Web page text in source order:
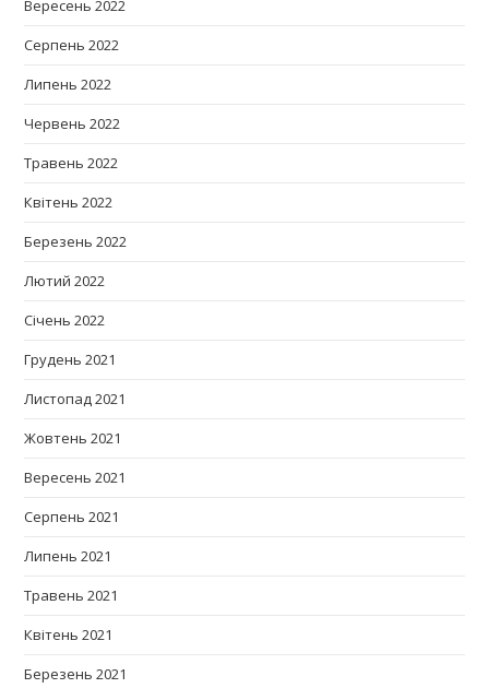
Вересень 2022
Серпень 2022
Липень 2022
Червень 2022
Травень 2022
Квітень 2022
Березень 2022
Лютий 2022
Січень 2022
Грудень 2021
Листопад 2021
Жовтень 2021
Вересень 2021
Серпень 2021
Липень 2021
Травень 2021
Квітень 2021
Березень 2021